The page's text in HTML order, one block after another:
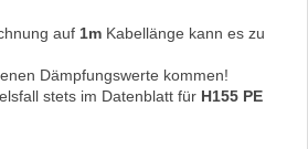
auf 1m Kabellänge kann es zu
Dämpfungswerte kommen!
stets im Datenblatt für H155 PE